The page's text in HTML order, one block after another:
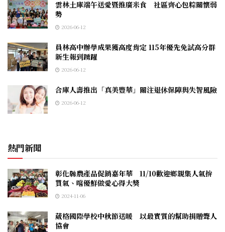
雲林土庫端午送愛暨推廣米食 社區齊心包粽關懷弱
勢
2026-06-12
員林高中辦學成果獲高度肯定 115年優先免試高分群
新生報到踴躍
2026-06-12
合庫人壽推出「真美豐華」關注退休保障與失智風險
2026-06-12
熱門新聞
彰化縣農產品促銷嘉年華 11/10歡迎鄉親集人氣拚
買氣、嚐優鮮做愛心得大獎
2024-11-06
葳格國際學校中秋節送暖 以最實質的幫助捐贈聾人
協會